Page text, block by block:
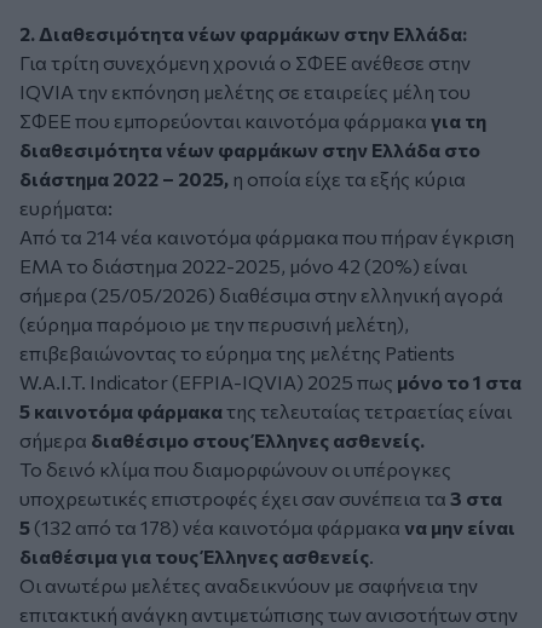
2. Διαθεσιμότητα νέων φαρμάκων στην Ελλάδα:
Για τρίτη συνεχόμενη χρονιά ο ΣΦΕΕ ανέθεσε στην
IQVIA την εκπόνηση μελέτης σε εταιρείες μέλη του
ΣΦΕΕ που εμπορεύονται καινοτόμα φάρμακα για τη
διαθεσιμότητα νέων φαρμάκων στην Ελλάδα στο
διάστημα 2022 – 2025, η οποία είχε τα εξής κύρια
ευρήματα:
Από τα 214 νέα καινοτόμα φάρμακα που πήραν έγκριση
ΕΜΑ το διάστημα 2022-2025, μόνο 42 (20%) είναι
σήμερα (25/05/2026) διαθέσιμα στην ελληνική αγορά
(εύρημα παρόμοιο με την περυσινή μελέτη),
επιβεβαιώνοντας το εύρημα της μελέτης Patients
W.A.I.T. Indicator (EFPIA-IQVIA) 2025 πως μόνο το 1 στα
5 καινοτόμα φάρμακατης τελευταίας τετραετίας είναι
σήμερα διαθέσιμο στους Έλληνες ασθενείς.
Το δεινό κλίμα που διαμορφώνουν οι υπέρογκες
υποχρεωτικές επιστροφές έχει σαν συνέπεια τα 3 στα
5 (132 από τα 178) νέα καινοτόμα φάρμακα να μην είναι
διαθέσιμα για τους Έλληνες ασθενείς.
Οι ανωτέρω μελέτες αναδεικνύουν με σαφήνεια την
επιτακτική ανάγκη αντιμετώπισης των ανισοτήτων στην